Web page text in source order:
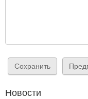
Новости